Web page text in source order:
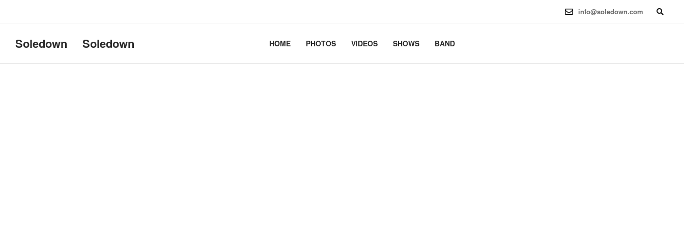
Uname:Linux d69bffeef052 6.12.41+deb13-cloud-amd64 #1 SMP PREEMPT_DYNAMIC Debian 6.12.41-1 (2025-08-12) x86_64info@soledown.com
Soledown Soledown HOME PHOTOS VIDEOS SHOWS BAND